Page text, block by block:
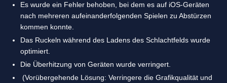
Es wurde ein Fehler behoben, bei dem es auf iOS-Geräten
nach mehreren aufeinanderfolgenden Spielen zu Abstürzen
kommen konnte.
Das Ruckeln während des Ladens des Schlachtfelds wurde
optimiert.
Die Überhitzung von Geräten wurde verringert.
(Vorübergehende Lösung: Verringere die Grafikqualität und